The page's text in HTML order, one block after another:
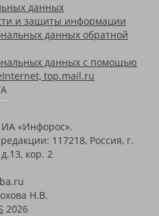
данных
и защиты информации
данных обратной
данных с помощью
top.mail.ru
«Инфорос».
117218, Россия, г.
кор. 2
Н.В.
2026